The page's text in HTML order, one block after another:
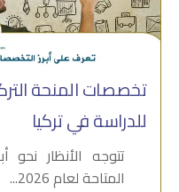
للدراسة في تركيا
تتوجه الأنظار نحو
المتاحة لعام 2026...